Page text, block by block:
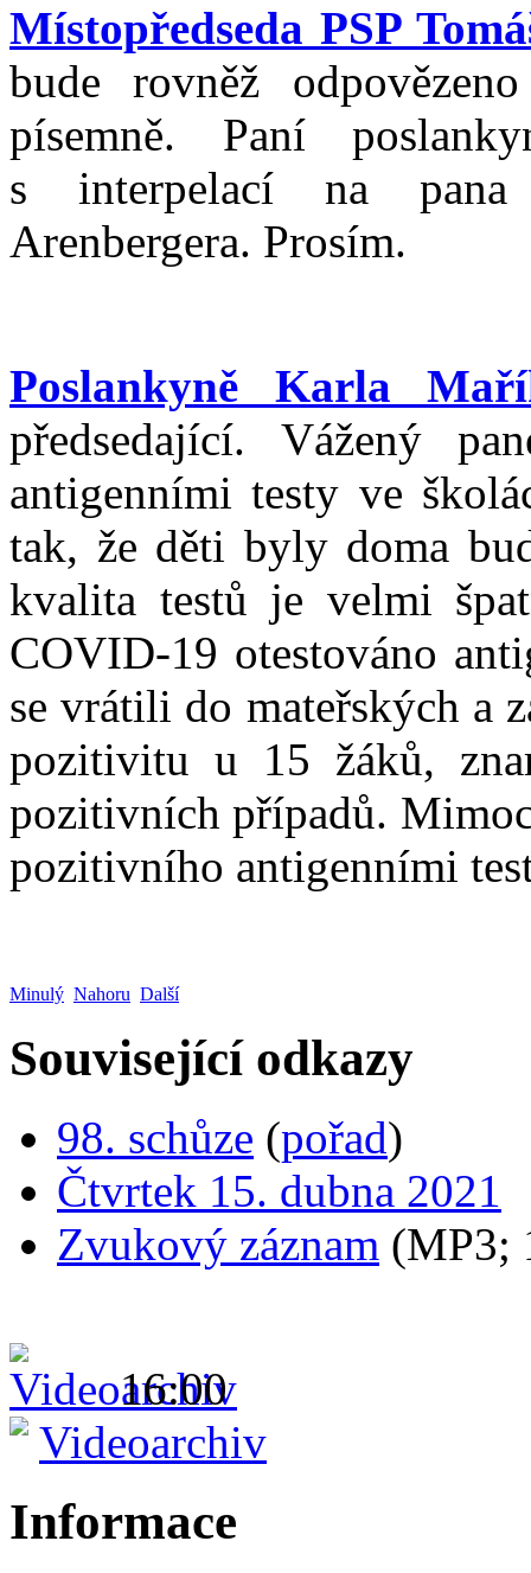
Místopředseda PSP
bude rovněž
písemně. Paní
s interpelací na pana
Arenbergera. Prosím.
Poslankyně Karla
předsedající. Vážený
antigenními testy ve
tak, že děti byly doma
kvalita testů je velmi
COVID-19 otestováno
se vrátili do mateřských a
pozitivitu u 15 žáků,
pozitivních případů.
pozitivního antigenními
Minulý Nahoru Další
Související odkazy
98. schůze (pořad)
Čtvrtek 15. dubna 2021
Zvukový záznam (MP3;
16:00
Videoarchiv
Informace